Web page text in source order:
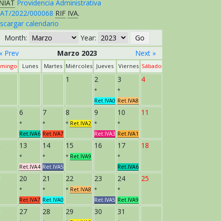
Providencia Administrativa
2022/000068 RIF IVA.
calendario
Month:
Year:
« Prev
Marzo 2023 Next »
Lunes Martes Miércoles Jueves Viernes Sábado
1 2
*
Ret.IVA0
3
*
Ret.IVA8
4
6
*
Ret.IVA6
7
*
Ret.IVA7
8
* Ret.IVA2
9
*
Ret.IVA3
10
*
Ret.IVA1
11
13
*
Ret.IVA4
14
*
Ret.IVA5
15
* Ret.IVA9
16 17
*
Ret.IVA6
18
20
*
Ret.IVA7
21
*
Ret.IVA0
22
* Ret.IVA8
23
*
Ret.IVA5
24
*
Ret.IVA9
25
27 28 29 30 31